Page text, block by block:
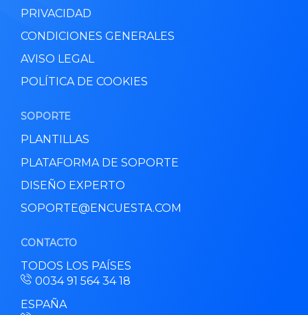
PRIVACIDAD
CONDICIONES GENERALES
AVISO LEGAL
POLÍTICA DE COOKIES
SOPORTE
PLANTILLAS
PLATAFORMA DE SOPORTE
DISEÑO EXPERTO
SOPORTE@ENCUESTA.COM
CONTACTO
TODOS LOS PAÍSES
0034 91 564 34 18
ESPAÑA